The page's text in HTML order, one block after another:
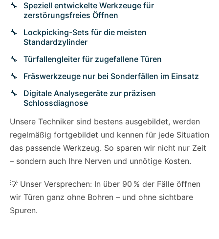
Speziell entwickelte Werkzeuge für
zerstörungsfreies Öffnen
Lockpicking-Sets für die meisten
Standardzylinder
Türfallengleiter für zugefallene Türen
Fräswerkzeuge nur bei Sonderfällen im Einsatz
Digitale Analysegeräte zur präzisen
Schlossdiagnose
Unsere Techniker sind bestens ausgebildet, werden
regelmäßig fortgebildet und kennen für jede Situation
das passende Werkzeug. So sparen wir nicht nur Zeit
– sondern auch Ihre Nerven und unnötige Kosten.
💡 Unser Versprechen: In über 90 % der Fälle öffnen
wir Türen ganz ohne Bohren – und ohne sichtbare
Spuren.